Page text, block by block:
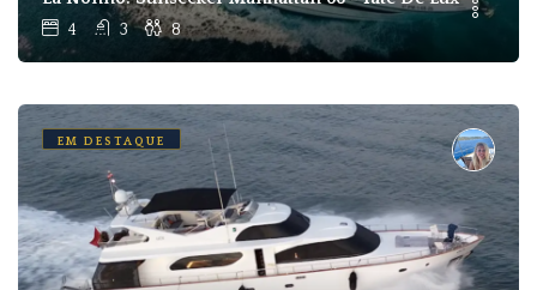
4 3 8
EM DESTAQUE